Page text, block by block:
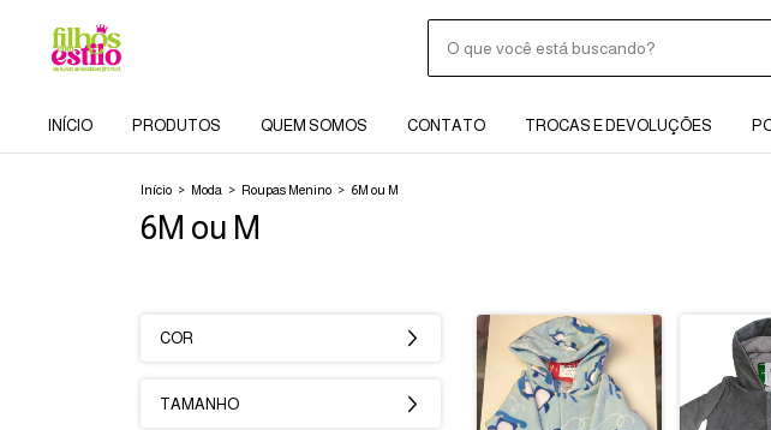
INÍCIO PRODUTOS QUEM SOMOS CONTATO TROCAS E DEVOLUÇÕES
Início > Moda > Roupas Menino > 6M ou M
6M ou M
COR
TAMANHO